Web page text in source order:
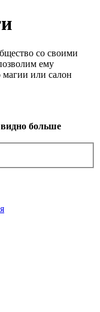
со своими
ему
магии или салон
больше